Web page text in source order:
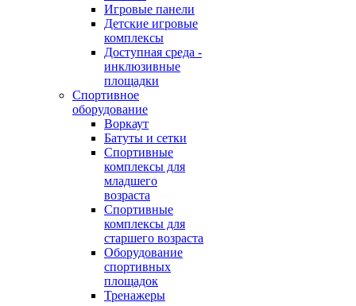
Игровые панели
Детские игровые
комплексы
Доступная среда -
инклюзивные
площадки
Спортивное
оборудование
Воркаут
Батуты и сетки
Спортивные
комплексы для
младшего
возраста
Спортивные
комплексы для
старшего возраста
Оборудование
спортивных
площадок
Тренажеры